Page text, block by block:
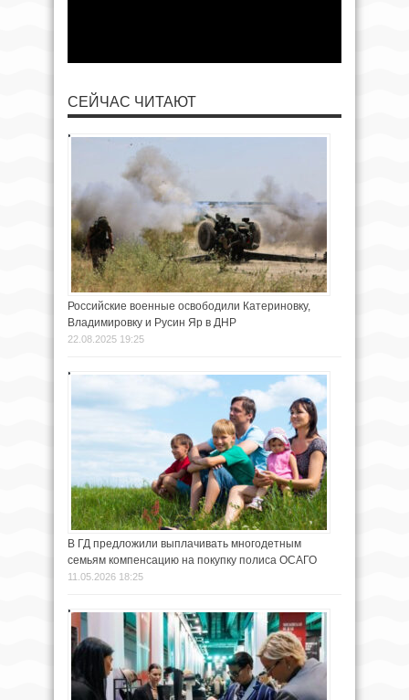
СЕЙЧАС ЧИТАЮТ
Российские военные освободили Катериновку,
Владимировку и Русин Яр в ДНР
22.08.2025 19:25
В ГД предложили выплачивать многодетным
семьям компенсацию на покупку полиса ОСАГО
11.05.2026 18:25